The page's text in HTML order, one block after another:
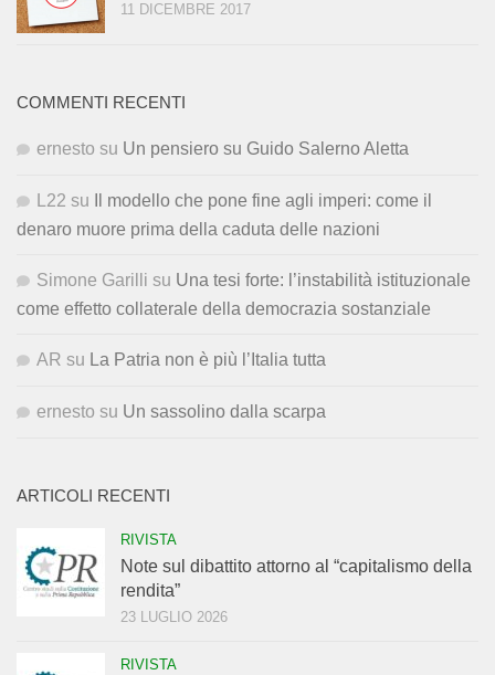
11 DICEMBRE 2017
COMMENTI RECENTI
ernesto su Un pensiero su Guido Salerno Aletta
L22 su
Il modello che pone fine agli imperi: come il
denaro muore prima della caduta delle nazioni
Simone Garilli su Una tesi forte: l’instabilità istituzionale
come effetto collaterale della democrazia sostanziale
AR su La Patria non è più l’Italia tutta
ernesto su Un sassolino dalla scarpa
ARTICOLI RECENTI
RIVISTA
Note sul dibattito attorno al “capitalismo della
rendita”
23 LUGLIO 2026
RIVISTA